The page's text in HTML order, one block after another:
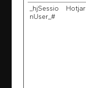
_hjSessio
nUser_#
Hotjar